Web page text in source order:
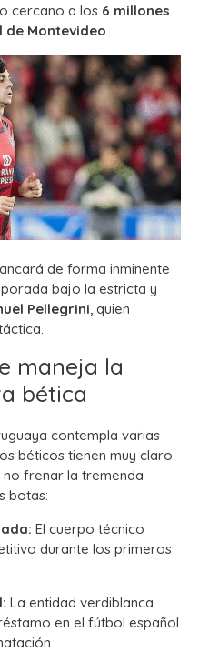
cercano a los 6 millones
de Montevideo.
de forma inminente
bajo la estricta y
Pellegrini, quien
maneja la
bética
contempla varias
béticos tienen muy claro
frenar la tremenda
botas:
El cuerpo técnico
durante los primeros
La entidad verdiblanca
en el fútbol español